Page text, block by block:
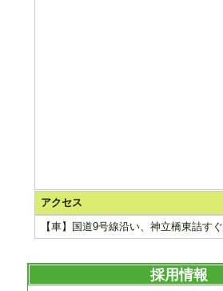
アクセス
【車】国道9号線沿い、神立橋東詰すぐ
採用情報